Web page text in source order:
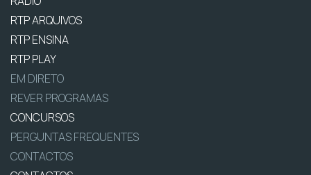
RTP ARQUIVOS
RTP ENSINA
RTP PLAY
EM DIRETO
REVER PROGRAMAS
CONCURSOS
PERGUNTAS FREQUENTES
CONTACTOS